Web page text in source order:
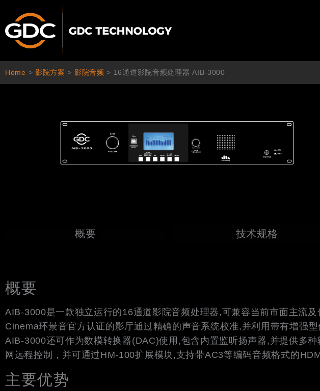
内
Home > 影院方案 > 影院音频 > 16通道影院音频处理器 AIB-3000
概要 技术规格
概要
AIB-3000是一款独立运行的16通道影院音频处理器,可兼容当前市面主流
Cinema环景音官方认证的影厅通过精确的声音系统校准,并利用带有增强
AIB-3000还可作为数模转换器(DAC)使用,包含内置监听扬声器,并提供多
网远程控制，并可通过HM-100扩展模块,支持带AC3等编码音频格式的
主要优势